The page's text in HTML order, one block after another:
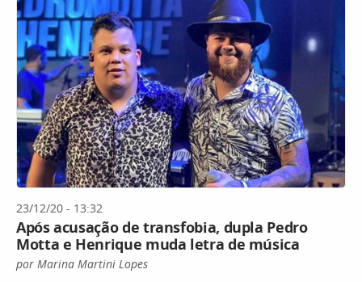
23/12/20 - 13:32
Após acusação de transfobia, dupla Pedro
Motta e Henrique muda letra de música
por Marina Martini Lopes